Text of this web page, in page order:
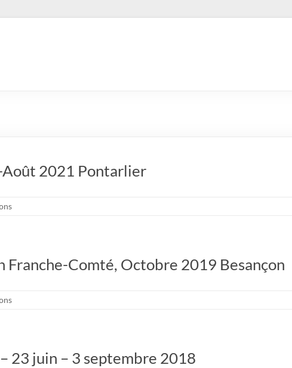
Août 2021 Pontarlier
Franche-Comté, Octobre 2019 Besançon
23 juin – 3 septembre 2018